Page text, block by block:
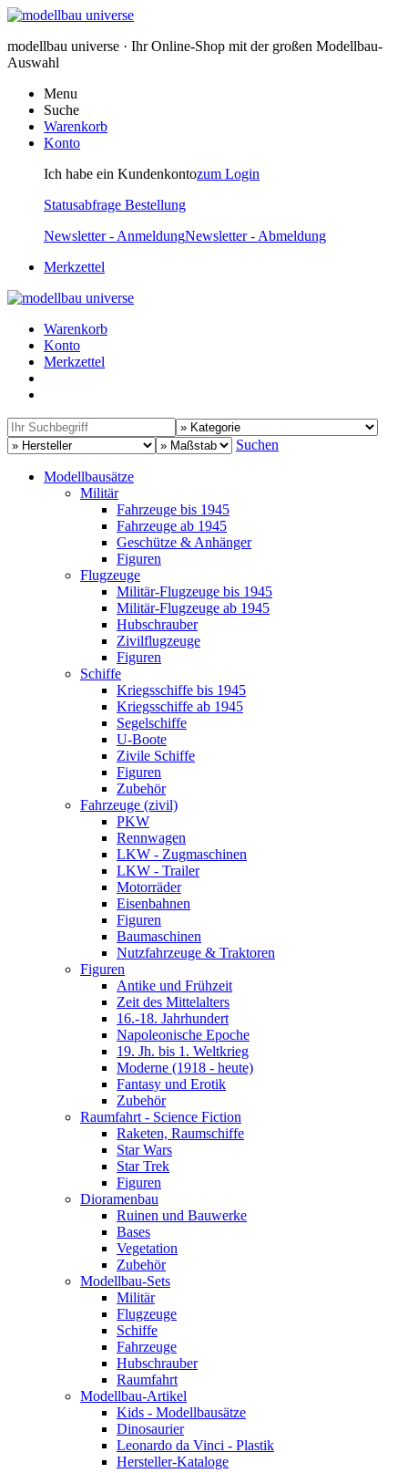
modellbau universe · Ihr Online-Shop mit der großen Modellbau-
Auswahl
Menu
Suche
Warenkorb
Konto
Ich habe ein Kundenkontozum Login
Statusabfrage Bestellung
Newsletter - AnmeldungNewsletter - Abmeldung
Merkzettel
Warenkorb
Konto
Merkzettel
Suchen
Modellbausätze
Militär
Fahrzeuge bis 1945
Fahrzeuge ab 1945
Geschütze & Anhänger
Figuren
Flugzeuge
Militär-Flugzeuge bis 1945
Militär-Flugzeuge ab 1945
Hubschrauber
Zivilflugzeuge
Figuren
Schiffe
Kriegsschiffe bis 1945
Kriegsschiffe ab 1945
Segelschiffe
U-Boote
Zivile Schiffe
Figuren
Zubehör
Fahrzeuge (zivil)
PKW
Rennwagen
LKW - Zugmaschinen
LKW - Trailer
Motorräder
Eisenbahnen
Figuren
Baumaschinen
Nutzfahrzeuge & Traktoren
Figuren
Antike und Frühzeit
Zeit des Mittelalters
16.-18. Jahrhundert
Napoleonische Epoche
19. Jh. bis 1. Weltkrieg
Moderne (1918 - heute)
Fantasy und Erotik
Zubehör
Raumfahrt - Science Fiction
Raketen, Raumschiffe
Star Wars
Star Trek
Figuren
Dioramenbau
Ruinen und Bauwerke
Bases
Vegetation
Zubehör
Modellbau-Sets
Militär
Flugzeuge
Schiffe
Fahrzeuge
Hubschrauber
Raumfahrt
Modellbau-Artikel
Kids - Modellbausätze
Dinosaurier
Leonardo da Vinci - Plastik
Hersteller-Kataloge